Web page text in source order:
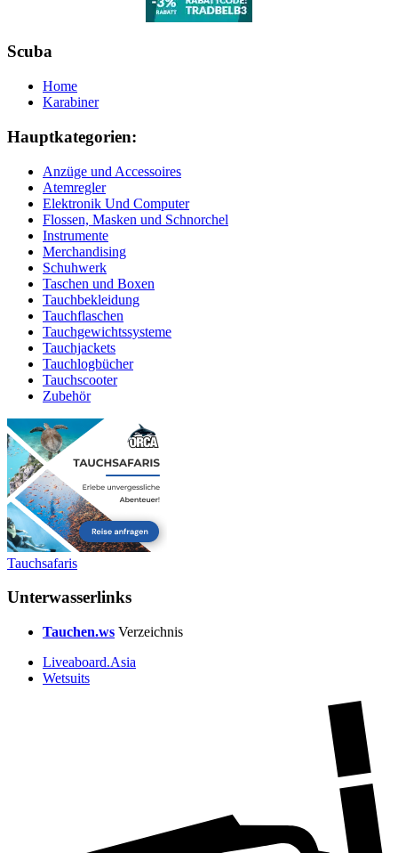
Scuba
Home
Karabiner
Hauptkategorien:
Anzüge und Accessoires
Atemregler
Elektronik Und Computer
Flossen, Masken und Schnorchel
Instrumente
Merchandising
Schuhwerk
Taschen und Boxen
Tauchbekleidung
Tauchflaschen
Tauchgewichtssysteme
Tauchjackets
Tauchlogbücher
Tauchscooter
Zubehör
Tauchsafaris
Unterwasserlinks
Tauchen.ws Verzeichnis
Liveaboard.Asia
Wetsuits